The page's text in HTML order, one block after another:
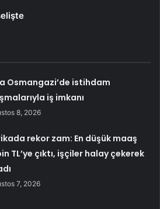
Osmangazi’de istihdam
iş imkanı
8, 2026
rekor zam: En düşük maaş
TL’ye çıktı, işçiler halay çekerek
7, 2026